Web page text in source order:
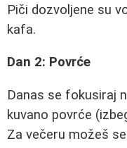
Piči dozvoljene su
kafa.
Dan 2: Povrće
Danas se fokusiraj
kuvano povrće
Za večeru možeš